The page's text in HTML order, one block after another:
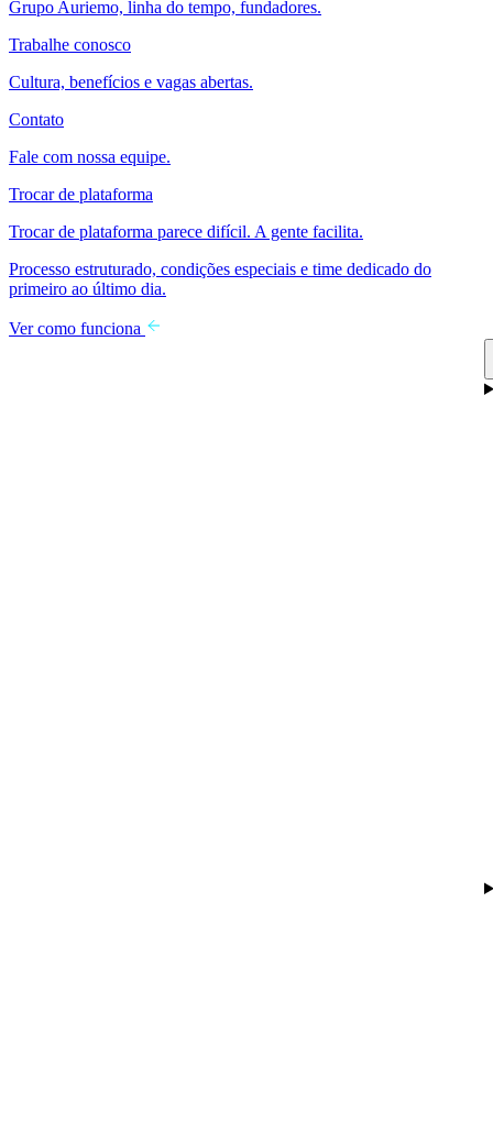
Grupo Auriemo, linha do tempo, fundadores.
Trabalhe conosco
Cultura, benefícios e vagas abertas.
Contato
Fale com nossa equipe.
Trocar de plataforma
Trocar de plataforma parece difícil. A gente facilita.
Processo estruturado, condições especiais e time dedicado do
primeiro ao último dia.
Ver como funciona